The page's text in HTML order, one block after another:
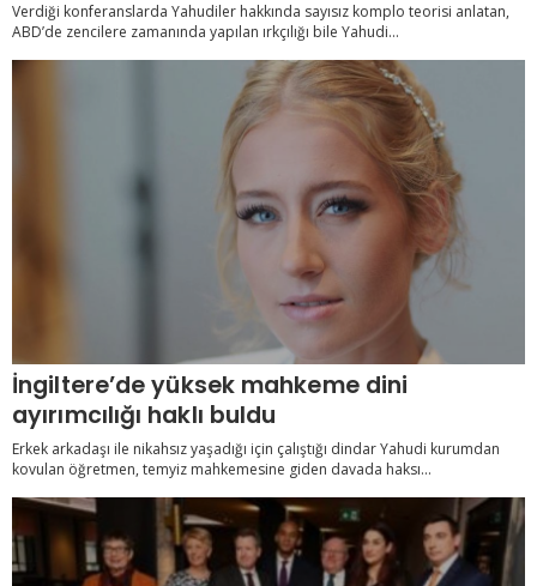
Verdiği konferanslarda Yahudiler hakkında sayısız komplo teorisi anlatan,
ABD’de zencilere zamanında yapılan ırkçılığı bile Yahudi...
İngiltere’de yüksek mahkeme dini
ayırımcılığı haklı buldu
Erkek arkadaşı ile nikahsız yaşadığı için çalıştığı dindar Yahudi kurumdan
kovulan öğretmen, temyiz mahkemesine giden davada haksı...